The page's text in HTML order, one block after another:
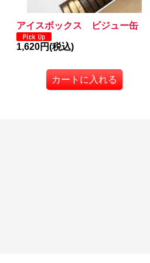
アイスボックス ビジュー缶
1,620円(税込)